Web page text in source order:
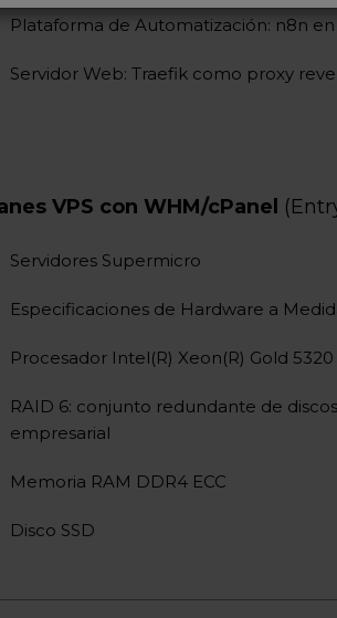
Plataforma de Automatización: n8n
Servidor Web: Traefik como proxy
VPS con WHM/cPanel
Servidores Supermicro
Especificaciones de Hardware a
Procesador Intel(R) Xeon(R) Gold
RAID 6: conjunto redundante de
empresarial
Memoria RAM DDR4 ECC
Disco SSD